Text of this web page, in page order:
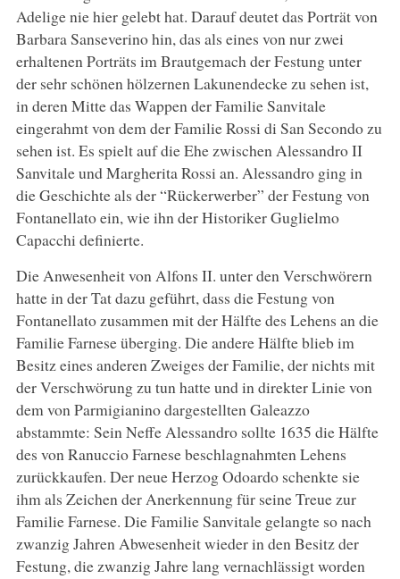
Adelige nie hier gelebt hat. Darauf deutet das Porträt von
Barbara Sanseverino hin, das als eines von nur zwei
erhaltenen Porträts im Brautgemach der Festung unter
der sehr schönen hölzernen Lakunendecke zu sehen ist,
in deren Mitte das Wappen der Familie Sanvitale
eingerahmt von dem der Familie Rossi di San Secondo zu
sehen ist. Es spielt auf die Ehe zwischen Alessandro II
Sanvitale und Margherita Rossi an. Alessandro ging in
die Geschichte als der “Rückerwerber” der Festung von
Fontanellato ein, wie ihn der Historiker Guglielmo
Capacchi definierte.
Die Anwesenheit von Alfons II. unter den Verschwörern
hatte in der Tat dazu geführt, dass die Festung von
Fontanellato zusammen mit der Hälfte des Lehens an die
Familie Farnese überging. Die andere Hälfte blieb im
Besitz eines anderen Zweiges der Familie, der nichts mit
der Verschwörung zu tun hatte und in direkter Linie von
dem von Parmigianino dargestellten Galeazzo
abstammte: Sein Neffe Alessandro sollte 1635 die Hälfte
des von Ranuccio Farnese beschlagnahmten Lehens
zurückkaufen. Der neue Herzog Odoardo schenkte sie
ihm als Zeichen der Anerkennung für seine Treue zur
Familie Farnese. Die Familie Sanvitale gelangte so nach
zwanzig Jahren Abwesenheit wieder in den Besitz der
Festung, die zwanzig Jahre lang vernachlässigt worden